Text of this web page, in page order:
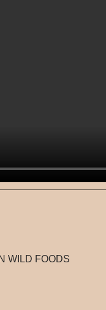
WILD FOODS